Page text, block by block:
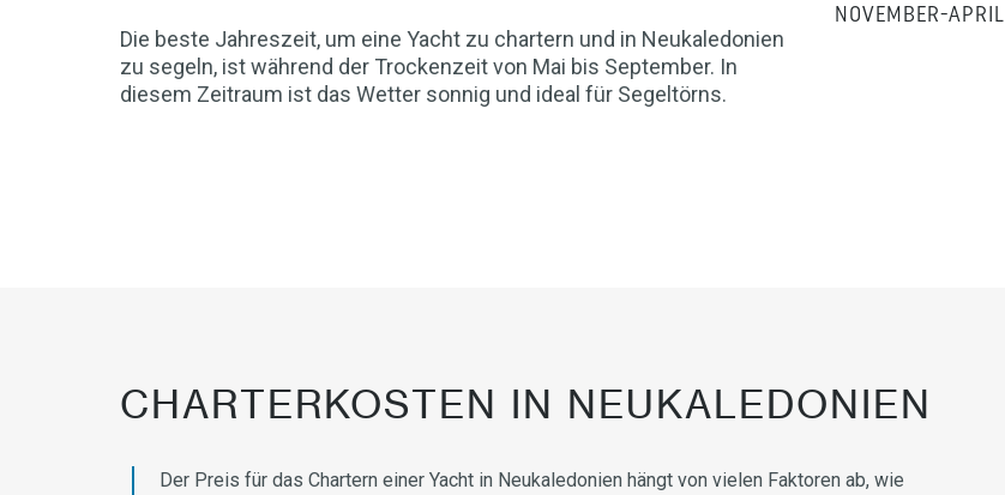
Die beste Jahreszeit, um eine Yacht zu chartern und in Neukaledonien
zu segeln, ist während der Trockenzeit von Mai bis September. In
diesem Zeitraum ist das Wetter sonnig und ideal für Segeltörns.
NOVEMBER-APRIL
CHARTERKOSTEN IN NEUKALEDONIEN
Der Preis für das Chartern einer Yacht in Neukaledonien hängt von vielen Faktoren ab, wie